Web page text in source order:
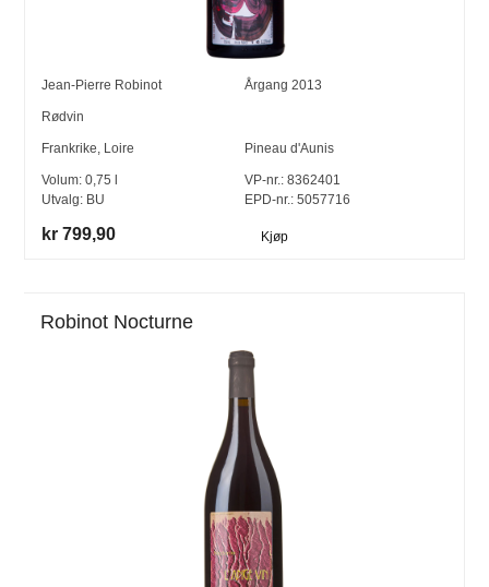
Jean-Pierre Robinot Årgang 2013
Rødvin
Frankrike, Loire Pineau d'Aunis
Volum:0,75
Utvalg: BU
VP-nr.: 8362401
EPD-nr.: 5057716
kr 799,90 Kjøp
Robinot Nocturne